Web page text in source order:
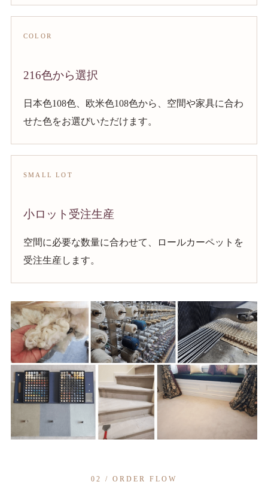
COLOR
216色から選択
日本色108色、欧米色108色から、空間や家具に合わ
せた色をお選びいただけます。
SMALL LOT
小ロット受注生産
空間に必要な数量に合わせて、ロールカーペットを
受注生産します。
02 / ORDER FLOW